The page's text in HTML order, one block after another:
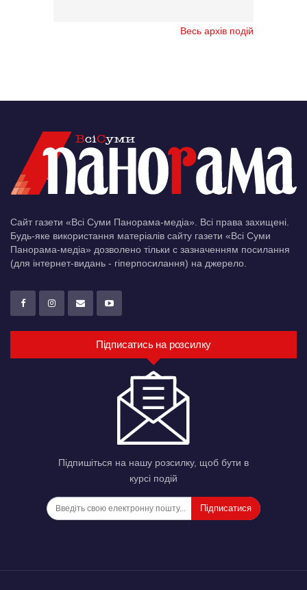
Весь архів подій
Сайт газети «Всі Суми Панорама-медіа». Всі права захищені.
Будь-яке використання матеріалів сайту газети «Всі Суми
Панорама-медіа» дозволено тільки c зазначенням посилання
(для інтернет-видань - гіперпосилання) на джерело.
Підписатись на розсилку
Підпишіться на нашу розсилку, щоб бути в
курсі подій
Підписатися